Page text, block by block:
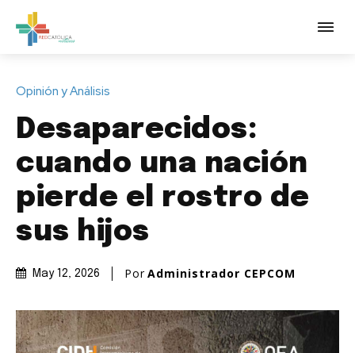
Opinión y Análisis
Desaparecidos:
cuando una nación
pierde el rostro de
sus hijos
May 12, 2026 PorAdministrador CEPCOM